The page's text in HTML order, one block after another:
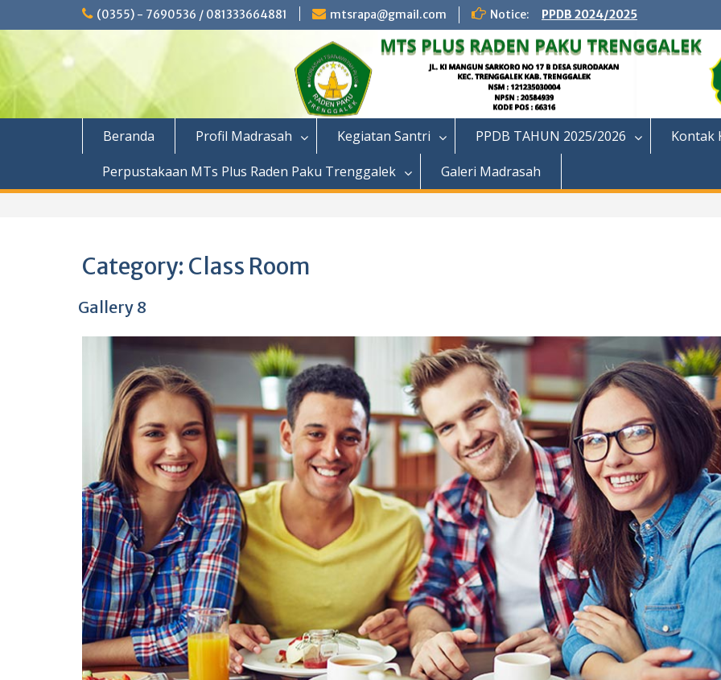
(0355) - 7690536 / 081333664881 mtsrapa@gmail.com Notice: PPDB 2024/2025
Beranda Profil Madrasah Kegiatan Santri PPDB TAHUN 2025/2026
Kontak
Perpustakaan MTs Plus Raden Paku Trenggalek
Galeri Madrasah
Category: Class Room
Gallery 8